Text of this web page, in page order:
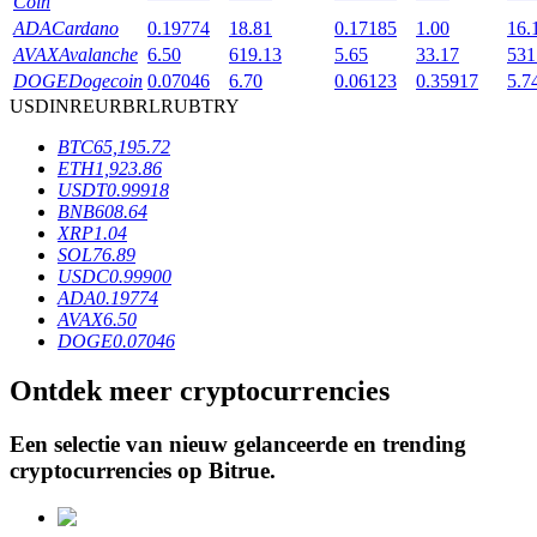
BTR-vergrendelingen
Exclusieve beleggingen voor BTR-houders
Door crypto ondersteunde leenservice
ADACardano 0.19774 18.81 0.17185 1.00
AVAXAvalanche 6.50 619.13 5.65 33.17
DOGEDogecoin 0.07046 6.70 0.06123 0.35917
USDINREURBRLRUBTRY
BTC65,195.72
ETH1,923.86
USDT0.99918
BNB608.64
XRP1.04
SOL76.89
USDC0.99900
ADA0.19774
AVAX6.50
DOGE0.07046
Ontdek meer cryptocurrencies
Een selectie van nieuw gelanceerde en trending
cryptocurrencies op Bitrue.